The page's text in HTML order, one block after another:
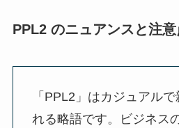
PPL2 のニュアンスと注意
「PPL2」はカジュアル
れる略語です。ビジネス